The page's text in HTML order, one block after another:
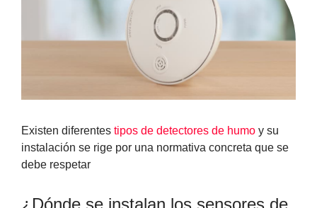
Existen diferentes tipos de detectores de humo y su
instalación se rige por una normativa concreta que se
debe respetar
¿Dónde se instalan los sensores de